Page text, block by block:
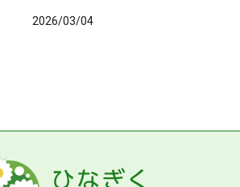
2026/03/04